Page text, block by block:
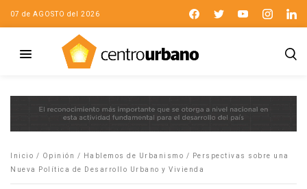
07 de AGOSTO del 2026
Inicio / Opinión / Hablemos de Urbanismo /
Perspectivas sobre una
Nueva Política de Desarrollo Urbano y Vivienda